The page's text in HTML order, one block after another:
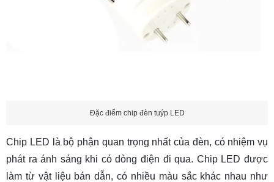
Đặc điểm chip đèn tuýp LED
Chip LED là bộ phận quan trọng nhất của đèn, có nhiệm vụ
phát ra ánh sáng khi có dòng điện đi qua. Chip LED được
làm từ vật liệu bán dẫn, có nhiều màu sắc khác nhau như